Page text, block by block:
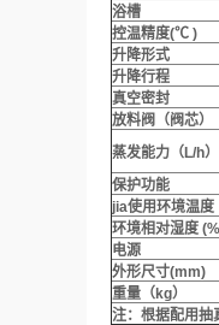
浴槽
控温精度(℃ )
升降形式
升降行程
真空密封
放料阀（阀芯）
蒸发能力（L/h）
保护功能
jia使用环境温度
环境相对湿度
电源
外形尺寸(mm)
重量（kg）
注：根据配用抽